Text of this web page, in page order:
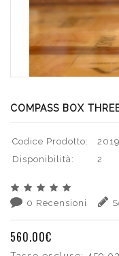
COMPASS BOX
Codice Prodotto:
Disponibilità:
2
0 Recensioni
560.00€